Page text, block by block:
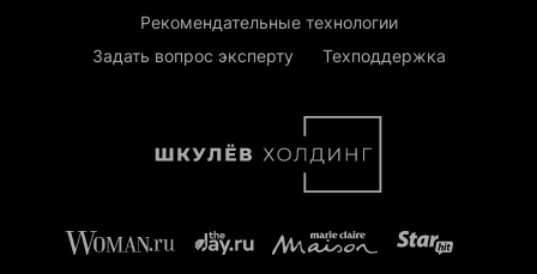
Рекомендательные технологии
Задать вопрос эксперту
Техподдержка